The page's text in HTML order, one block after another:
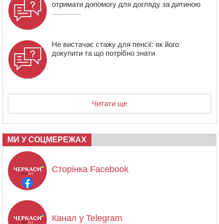
отримати допомогу для догляду за дитиною
Не вистачає стажу для пенсії: як його
докупити та що потрібно знати
Читати ще
МИ У СОЦМЕРЕЖАХ
Сторінка Facebook
Канал у Telegram